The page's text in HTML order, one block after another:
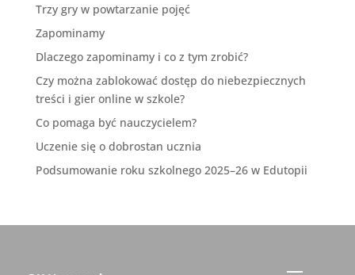
Trzy gry w powtarzanie pojęć
Zapominamy
Dlaczego zapominamy i co z tym zrobić?
Czy można zablokować dostęp do niebezpiecznych
treści i gier online w szkole?
Co pomaga być nauczycielem?
Uczenie się o dobrostan ucznia
Podsumowanie roku szkolnego 2025–26 w Edutopii